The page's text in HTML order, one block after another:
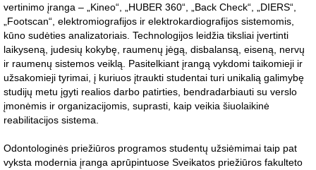
vertinimo įranga – „Kineo“, „HUBER 360“, „Back Check“, „DIERS“,
„Footscan“, elektromiografijos ir elektrokardiografijos sistemomis,
kūno sudėties analizatoriais. Technologijos leidžia tiksliai įvertinti
laikyseną, judesių kokybę, raumenų jėgą, disbalansą, eiseną, nervų
ir raumenų sistemos veiklą. Pasitelkiant įrangą vykdomi taikomieji ir
užsakomieji tyrimai, į kuriuos įtraukti studentai turi unikalią galimybę
studijų metu įgyti realios darbo patirties, bendradarbiauti su verslo
įmonėmis ir organizacijomis, suprasti, kaip veikia šiuolaikinė
reabilitacijos sistema.
Odontologinės priežiūros programos studentų užsiėmimai taip pat
vyksta modernia įranga aprūpintuose Sveikatos priežiūros fakulteto